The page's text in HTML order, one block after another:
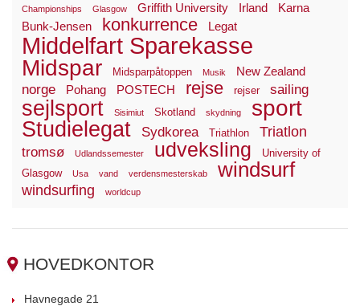
Championships
Glasgow Griffith University Irland
Karna
Bunk-Jensen
konkurrence Legat
Middelfart Sparekasse
Midspar Midsparpåtoppen Musik New Zealand
norge Pohang POSTECH rejse rejser sailing
sejlsport Sisimiut Skotland skydning sport
Studielegat Sydkorea Triathlon Triatlon
tromsø Udlandssemester udveksling
University of
Glasgow
Usa vand verdensmesterskab windsurf
windsurfing worldcup
HOVEDKONTOR
Havnegade 21